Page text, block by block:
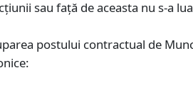
sau față de aceasta nu s-a
postului contractual de